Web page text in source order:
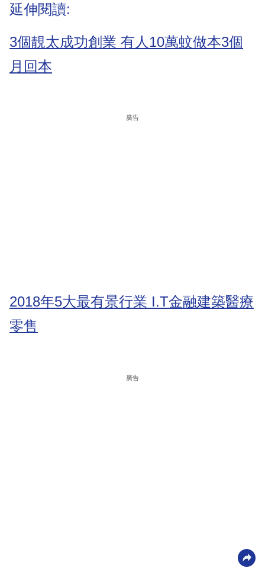
延伸閱讀:
3個靚太成功創業 有人10萬蚊做本3個
月回本
廣告
2018年5大最有景行業 I.T金融建築醫療
零售
廣告